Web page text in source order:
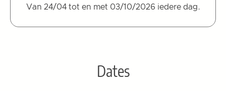
Van 24/04 tot en met 03/10/2026 iedere dag.
Dates